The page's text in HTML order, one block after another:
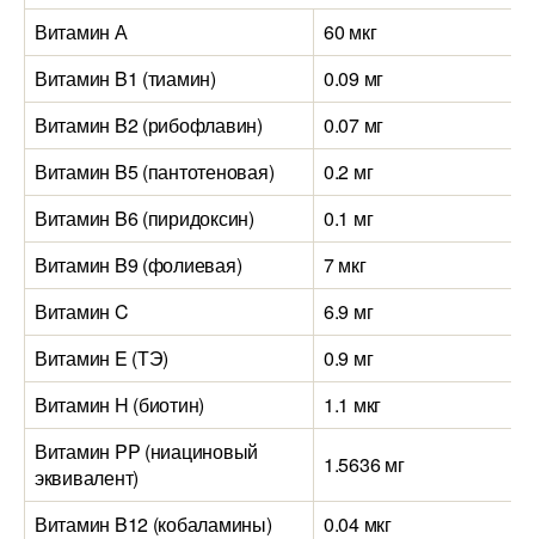
Витамин А
60 мкг
Витамин B1 (тиамин)
0.09 мг
Витамин B2 (рибофлавин)
0.07 мг
Витамин B5 (пантотеновая)
0.2 мг
Витамин B6 (пиридоксин)
0.1 мг
Витамин B9 (фолиевая)
7 мкг
Витамин C
6.9 мг
Витамин E (ТЭ)
0.9 мг
Витамин H (биотин)
1.1 мкг
Витамин PP (ниациновый
эквивалент)
1.5636 мг
Витамин B12 (кобаламины)
0.04 мкг